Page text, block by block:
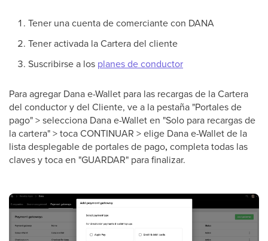
Tener una cuenta de comerciante con DANA
Tener activada la Cartera del cliente
Suscribirse a los planes de conductor
Para agregar Dana e-Wallet para las recargas de la Cartera
del conductor y del Cliente, ve a la pestaña "Portales de
pago" > selecciona Dana e-Wallet en "Solo para recargas de
la cartera" > toca CONTINUAR > elige Dana e-Wallet de la
lista desplegable de portales de pago, completa todas las
claves y toca en "GUARDAR" para finalizar.